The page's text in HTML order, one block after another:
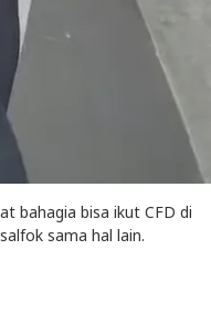
bahagia bisa ikut CFD di
sama hal lain.